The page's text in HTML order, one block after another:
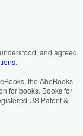
and agreed
.
the AbeBooks
for books. Books for
US Patent &